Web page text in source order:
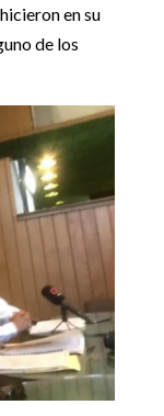
en su
de los